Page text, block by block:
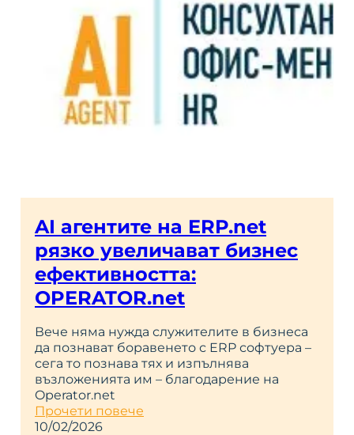
AI агентите на ERP.net
рязко увеличават бизнес
ефективността:
OPERATOR.net
Вече няма нужда служителите в бизнеса
да познават боравенето с ERP софтуера –
сега то познава тях и изпълнява
възложенията им – благодарение на
Operator.net
Прочети повече
10/02/2026